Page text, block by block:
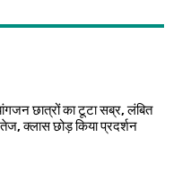
छात्रों का टूटा सब्र, लंबित
क्लास छोड़ किया प्रदर्शन